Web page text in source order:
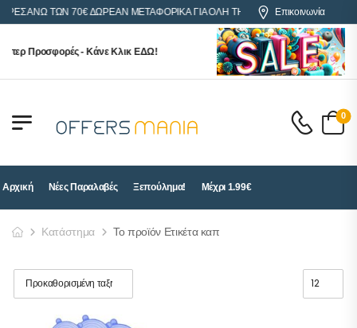
ΑΝΩ ΤΩΝ 70€ ΔΩΡΕΑΝ ΜΕΤΑΦΟΡΙΚΑ ΓΙΑ ΟΛΗ ΤΗΝ ΕΛΛΑΔΑΕπικοινωνία
Προσφορές - Κάνε Κλικ ΕΔΩ!
0
Αρχική Νέες Παραλαβές Ξεπούλημα! Μέχρι 1.99€
Κατάστημα Το προϊόν Ετικέτα καπ